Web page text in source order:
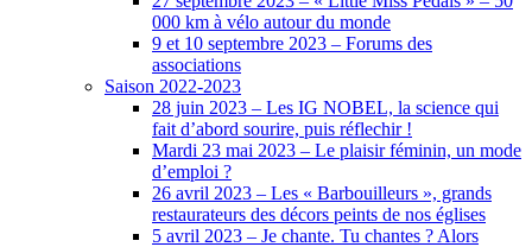
000 km à vélo autour du monde
9 et 10 septembre 2023 – Forums des
associations
Saison 2022-2023
28 juin 2023 – Les IG NOBEL, la science qui
fait d’abord sourire, puis réflechir !
Mardi 23 mai 2023 – Le plaisir féminin, un mode
d’emploi ?
26 avril 2023 – Les « Barbouilleurs », grands
restaurateurs des décors peints de nos églises
5 avril 2023 – Je chante. Tu chantes ? Alors